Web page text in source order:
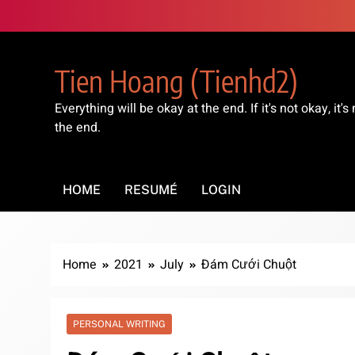
to
Tien Hoang (tienhd2)
Everything will be okay at the end. If it's not okay, it's
the end.
HOME RESUMÉ LOGIN
Home 2021 July Đám Cưới Chuột
PERSONAL WRITING